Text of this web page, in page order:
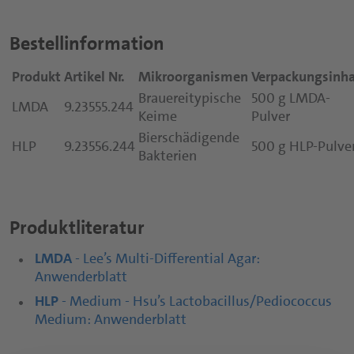
Trinkmahlzeiten
Nutritious Snacks
Kapseln
Tabletten
Pulver
Fruchtgummis
Bestellinformation
Produkt Artikel Nr. Mikroorganismen
LMDA
9.23555.244 Brauereitypische
Keime
500 g LMDA-
Pulver
HLP
9.23556.244 Bierschädigende
Bakterien
500 g HLP-
Produktliteratur
LMDA - Lee’s Multi-Differential Agar:
Anwenderblatt
HLP - Medium - Hsu’s Lactobacillus/Pediococcus
Medium: Anwenderblatt